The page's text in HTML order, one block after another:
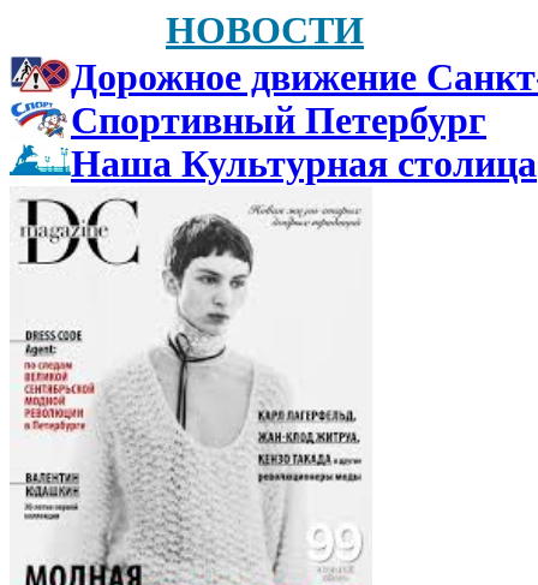
НОВОСТИ
Дорожное движение
Спортивный Петербург
Наша Культурная столица